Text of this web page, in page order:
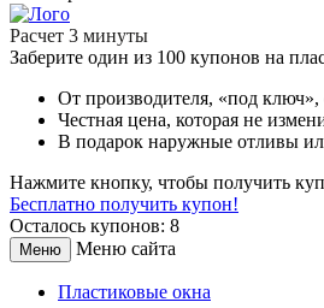
Расчет 3 минуты
Заберите один из 100 купонов на
От производителя, «под ключ»,
Честная цена, которая не
В подарок наружные отливы
Нажмите кнопку, чтобы получить
Бесплатно получить купон!
Осталось купонов: 8
Меню Меню сайта
Пластиковые окна